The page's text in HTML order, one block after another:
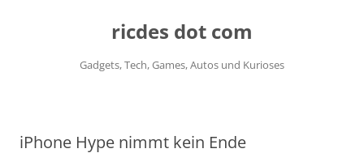
ricdes dot com
Gadgets, Tech, Games, Autos und Kurioses
iPhone Hype nimmt kein Ende